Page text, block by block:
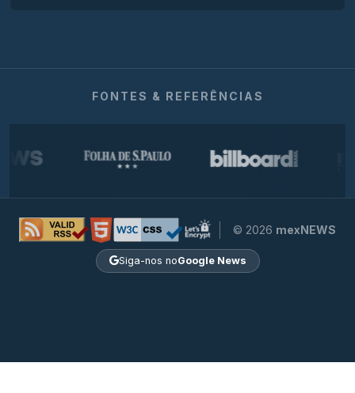
FONTES & REFERÊNCIAS
© 2026 mexNEWS
Siga-nos noGoogle News